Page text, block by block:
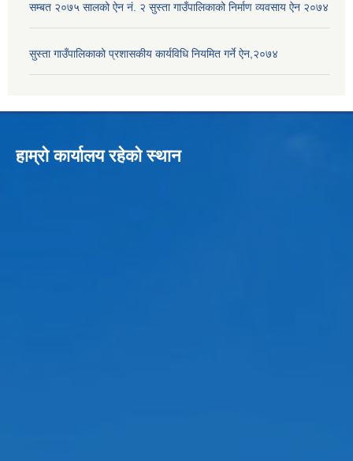
सम्बत २०७५ सालको ऐन नं. २ सुस्ता गाउँपालिकाको निर्माण व्यवसाय ऐन २०७४
सुस्ता गाउँपालिकाको प्रशासकीय कार्यविधि नियमित गर्ने ऐन,२०७४
हाम्रो कार्यालय रहेको स्थान